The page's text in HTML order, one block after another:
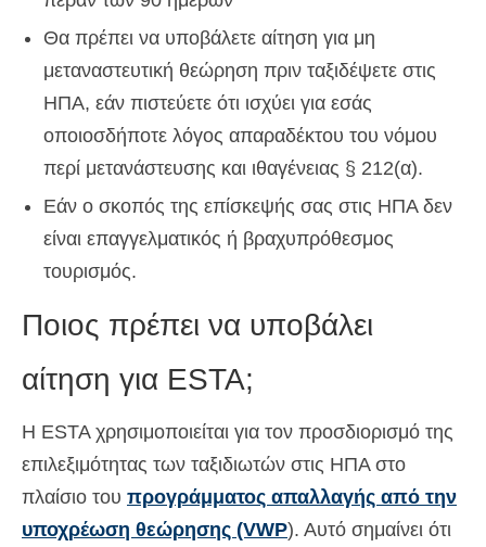
Θα πρέπει να υποβάλετε αίτηση για μη
μεταναστευτική θεώρηση πριν ταξιδέψετε στις
ΗΠΑ, εάν πιστεύετε ότι ισχύει για εσάς
οποιοσδήποτε λόγος απαραδέκτου του νόμου
περί μετανάστευσης και ιθαγένειας § 212(α).
Εάν ο σκοπός της επίσκεψής σας στις ΗΠΑ δεν
είναι επαγγελματικός ή βραχυπρόθεσμος
τουρισμός.
Ποιος πρέπει να υποβάλει
αίτηση για ESTA;
Η ESTA χρησιμοποιείται για τον προσδιορισμό της
επιλεξιμότητας των ταξιδιωτών στις ΗΠΑ στο
πλαίσιο του προγράμματος απαλλαγής από την
υποχρέωση θεώρησης (VWP). Αυτό σημαίνει ότι